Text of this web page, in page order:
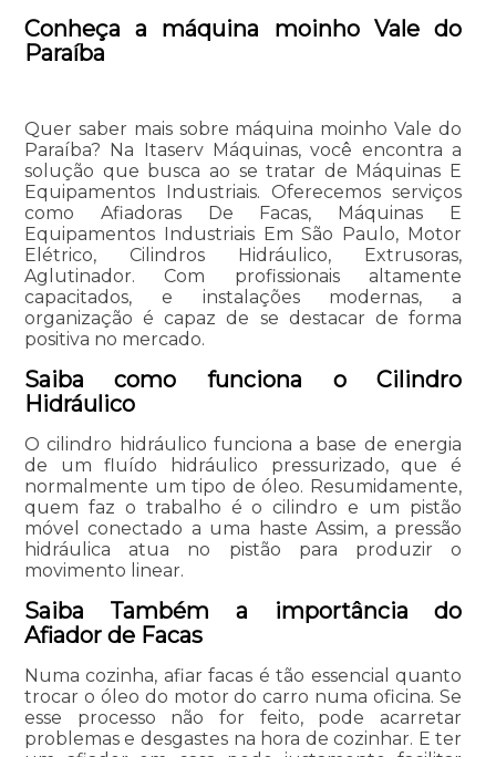
Conheça a máquina moinho Vale do
Paraíba
Quer saber mais sobre máquina moinho Vale do
Paraíba? Na Itaserv Máquinas, você encontra a
solução que busca ao se tratar de Máquinas E
Equipamentos Industriais. Oferecemos serviços
como Afiadoras De Facas, Máquinas E
Equipamentos Industriais Em São Paulo, Motor
Elétrico, Cilindros Hidráulico, Extrusoras,
Aglutinador. Com profissionais altamente
capacitados, e instalações modernas, a
organização é capaz de se destacar de forma
positiva no mercado.
Saiba como funciona o Cilindro
Hidráulico
O cilindro hidráulico funciona a base de energia
de um fluído hidráulico pressurizado, que é
normalmente um tipo de óleo. Resumidamente,
quem faz o trabalho é o cilindro e um pistão
móvel conectado a uma haste Assim, a pressão
hidráulica atua no pistão para produzir o
movimento linear.
Saiba Também a importância do
Afiador de Facas
Numa cozinha, afiar facas é tão essencial quanto
trocar o óleo do motor do carro numa oficina. Se
esse processo não for feito, pode acarretar
problemas e desgastes na hora de cozinhar. E ter